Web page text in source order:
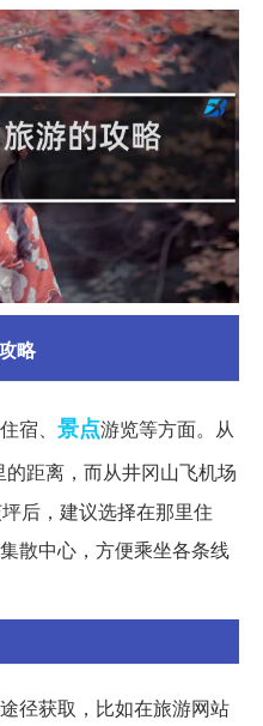
略
宿、 景点游览等方面。从
的距离，而从井冈山飞机场
后，建议选择在那里住
散中心，方便乘坐各条线
径获取，比如在旅游网站